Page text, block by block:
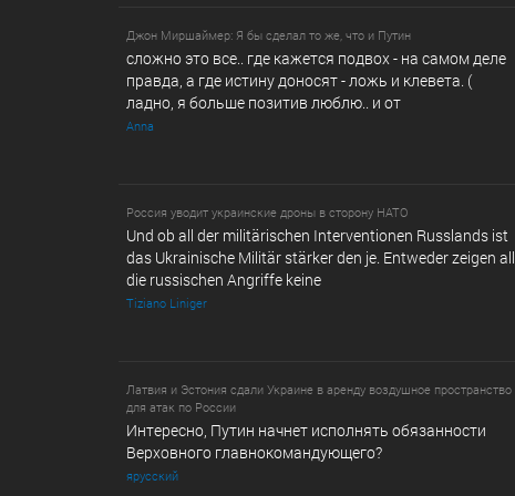
Джон Миршаймер: Я бы сделал то же, что и Путин
сложно это все.. где кажется подвох - на самом деле
правда, а где истину доносят - ложь и клевета. (
ладно, я больше позитив люблю.. и от
Anna
Россия уводит украинские дроны в сторону НАТО
Und ob all der militärischen Interventionen Russlands ist
das Ukrainische Militär stärker den je. Entweder zeigen all
die russischen Angriffe keine
Tiziano Liniger
Латвия и Эстония сдали Украине в аренду воздушное пространство
для атак по России
Интересно, Путин начнет исполнять обязанности
Верховного главнокомандующего?
ярусский